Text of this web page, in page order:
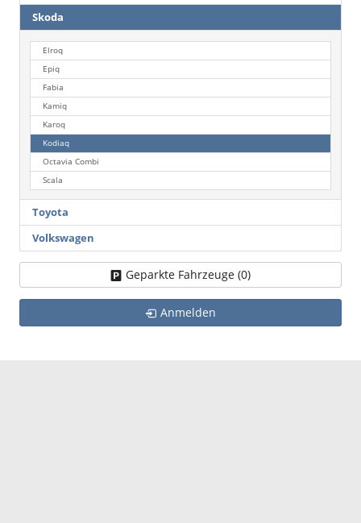
Skoda
Elroq
Epiq
Fabia
Kamiq
Karoq
Kodiaq
Octavia Combi
Scala
Toyota
Volkswagen
Geparkte Fahrzeuge (0)
Anmelden